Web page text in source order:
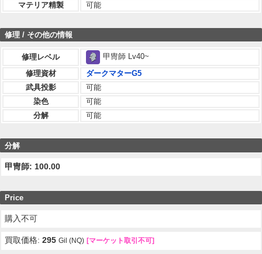
マテリア精製
可能
修理 / その他の情報
修理レベル
甲冑師 Lv40~
修理資材
ダークマターG5
武具投影
可能
染色
可能
分解
可能
分解
甲冑師: 100.00
Price
購入不可
買取価格:295 Gil (NQ) [マーケット取引不可]